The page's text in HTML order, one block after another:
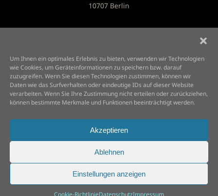
Um Ihnen ein optimales Erlebnis zu bieten, verwenden wir Technologien
wie Cookies, um Geräteinformationen zu speichern bzw. darauf
zuzugreifen. Wenn Sie diesen Technologien zustimmen, können wir
Daten wie das Surfverhalten oder eindeutige IDs auf dieser Website
verarbeiten. Wenn Sie Ihre Zustimmung nicht erteilen oder zurückziehen,
können bestimmte Merkmale und Funktionen beeinträchtigt werden.
Akzeptieren
Ablehnen
Einstellungen anzeigen
Cookie-RichtlinieDatenschutzImpressum
KONTAKT
+49 (030) 23 88 59 38
10707 Berlin
ÖFFNUNGSZEITEN
11:30 – 23:00 UHR
1999 ©2026 Sagano. All rights reserved.